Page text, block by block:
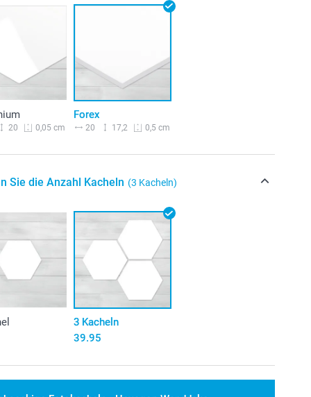
20 0,05 cm
Forex
20 17,2 0,5 cm
Sie die Anzahl Kacheln (3 Kacheln)
3 Kacheln
39.95